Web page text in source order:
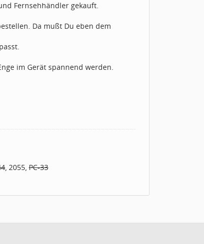
Fernsehhändler gekauft.
Da mußt Du eben dem
im Gerät spannend werden.
, 2055, PC-33